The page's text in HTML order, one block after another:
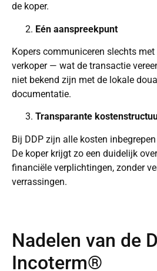
de koper.
Eén aanspreekpunt
Kopers communiceren slechts
verkoper — wat de transactie
niet bekend zijn met de lokale
documentatie.
Transparante
Bij DDP zijn alle kosten
De koper krijgt zo een duidelijk
financiële verplichtingen, zonder
verrassingen.
Nadelen van de
Incoterm®